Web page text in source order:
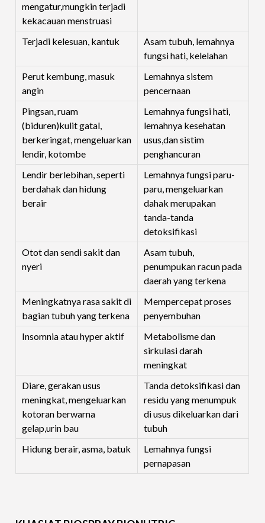
mengatur,mungkin terjadi
kekacauan menstruasi
Terjadi kelesuan, kantuk
Asam tubuh, lemahnya
fungsi hati, kelelahan
Perut kembung, masuk
angin
Lemahnya sistem
pencernaan
Pingsan, ruam
(biduren)kulit gatal,
berkeringat, mengeluarkan
lendir, kotombe
Lemahnya fungsi hati,
lemahnya kesehatan
usus,dan sistim
penghancuran
Lendir berlebihan, seperti
berdahak dan hidung
berair
Lemahnya fungsi paru-
paru, mengeluarkan
dahak merupakan
tanda-tanda
detoksifikasi
Otot dan sendi sakit dan
nyeri
Asam tubuh,
penumpukan racun pada
daerah yang terkena
Meningkatnya rasa sakit di
bagian tubuh yang terkena
Mempercepat proses
penyembuhan
Insomnia atau hyper aktif
Metabolisme dan
sirkulasi darah
meningkat
Diare, gerakan usus
meningkat, mengeluarkan
kotoran berwarna
gelap,urin bau
Tanda detoksifikasi dan
residu yang menumpuk
di usus dikeluarkan dari
tubuh
Hidung berair, asma, batuk
Lemahnya fungsi
pernapasan